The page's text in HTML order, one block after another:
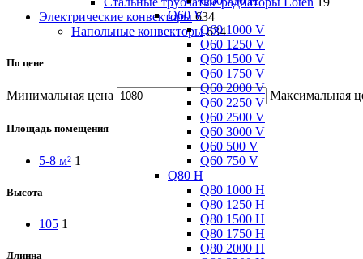
Q60 V
Q60 1000 V
Q60 1250 V
Q60 1500 V
Q60 1750 V
Q60 2000 V
Q60 2250 V
Q60 2500 V
Q60 3000 V
Q60 500 V
Q60 750 V
Q80 H
Q80 1000 H
Q80 1250 H
Q80 1500 H
Q80 1750 H
Q80 2000 H
Электрические конвекторы 634
Напольные конвекторы 634
По цене
Минимальная цена Максимальная
Площадь помещения
5-8 м² 1
Высота
105 1
Длинна